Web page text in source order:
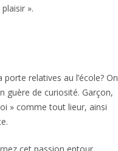
».
relatives au l’école? On
guère de curiosité. Garçon,
» comme tout lieur, ainsi